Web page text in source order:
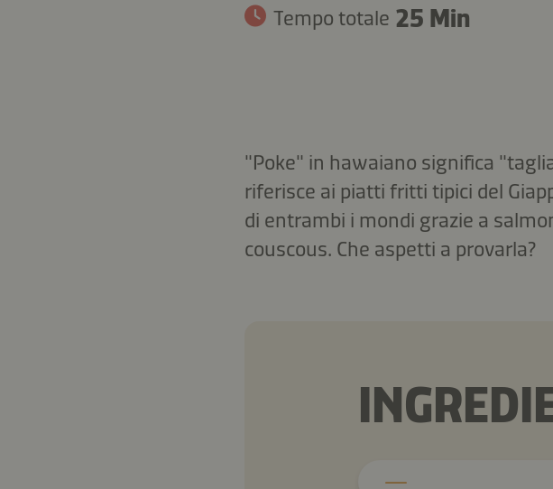
Tempo totale 25 Min
"Poke" in hawaiano significa
riferisce ai piatti fritti tipici del
di entrambi i mondi grazie a
couscous. Che aspetti a provarla?